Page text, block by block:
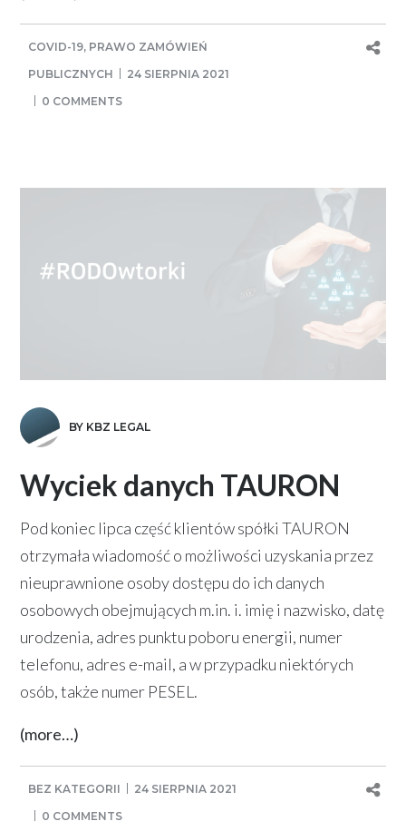
COVID-19, PRAWO ZAMÓWIEŃ
PUBLICZNYCH
24 SIERPNIA 2021
0 COMMENTS
BY KBZ LEGAL
Wyciek danych TAURON
Pod koniec lipca część klientów spółki TAURON
otrzymała wiadomość o możliwości uzyskania przez
nieuprawnione osoby dostępu do ich danych
osobowych obejmujących m.in. i. imię i nazwisko, datę
urodzenia, adres punktu poboru energii, numer
telefonu, adres e-mail, a w przypadku niektórych
osób, także numer PESEL.
(more…)
BEZ KATEGORII
24 SIERPNIA 2021
0 COMMENTS